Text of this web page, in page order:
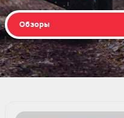
Обзоры